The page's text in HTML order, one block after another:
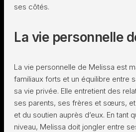
ses côtés.
La vie personnelle
La vie personnelle de Melissa est
familiaux forts et un équilibre entre
sa vie privée. Elle entretient des
ses parents, ses frères et sœurs,
et du soutien auprès d’eux. En tant
niveau, Melissa doit jongler entre